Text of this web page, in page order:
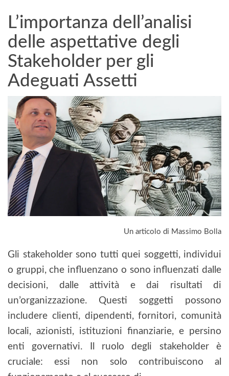
L’importanza dell’analisi
delle aspettative degli
Stakeholder per gli
Adeguati Assetti
Un articolo di Massimo Bolla
Gli stakeholder sono tutti quei soggetti, individui
o gruppi, che influenzano o sono influenzati dalle
decisioni, dalle attività e dai risultati di
un’organizzazione. Questi soggetti possono
includere clienti, dipendenti, fornitori, comunità
locali, azionisti, istituzioni finanziarie, e persino
enti governativi. Il ruolo degli stakeholder è
cruciale: essi non solo contribuiscono al